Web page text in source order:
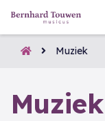
Muziek
Muziek